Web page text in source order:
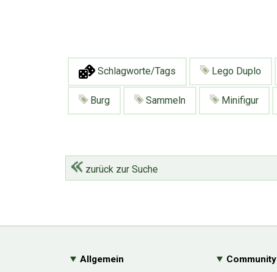
Schlagworte/Tags Lego Duplo
Burg Sammeln Minifigur
zurück zur Suche
Allgemein Community